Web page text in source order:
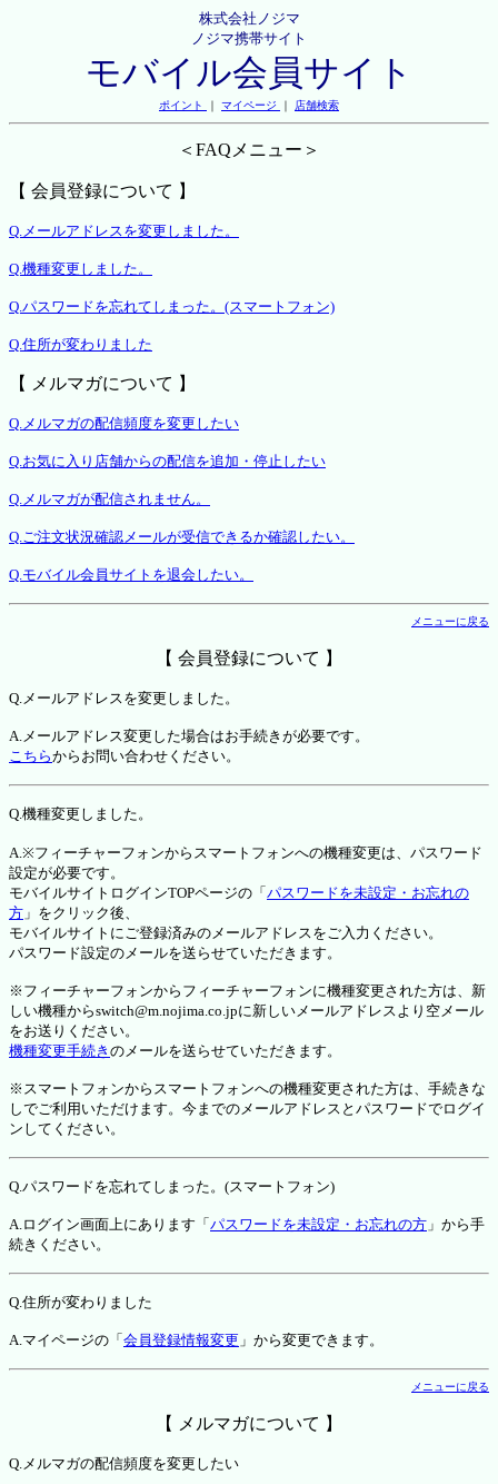
株式会社ノジマ
ノジマ携帯サイト
モバイル会員サイト
ポイント ｜ マイページ ｜ 店舗検索
＜FAQメニュー＞
【 会員登録について 】
Q.メールアドレスを変更しました。
Q.機種変更しました。
Q.パスワードを忘れてしまった。(スマートフォン)
Q.住所が変わりました
【 メルマガについて 】
Q.メルマガの配信頻度を変更したい
Q.お気に入り店舗からの配信を追加・停止したい
Q.メルマガが配信されません。
Q.ご注文状況確認メールが受信できるか確認したい。
Q.モバイル会員サイトを退会したい。
メニューに戻る
【 会員登録について 】
Q.メールアドレスを変更しました。
A.メールアドレス変更した場合はお手続きが必要です。
こちらからお問い合わせください。
Q.機種変更しました。
A.※フィーチャーフォンからスマートフォンへの機種変更は、パスワード
設定が必要です。
モバイルサイトログインTOPページの「 パスワードを未設定・お忘れの
方 」をクリック後、
モバイルサイトにご登録済みのメールアドレスをご入力ください。
パスワード設定のメールを送らせていただきます。
※フィーチャーフォンからフィーチャーフォンに機種変更された方は、新
しい機種からswitch@m.nojima.co.jpに新しいメールアドレスより空メール
をお送りください。
機種変更手続き のメールを送らせていただきます。
※スマートフォンからスマートフォンへの機種変更された方は、手続きな
しでご利用いただけます。今までのメールアドレスとパスワードでログイ
ンしてください。
Q.パスワードを忘れてしまった。(スマートフォン)
A.ログイン画面上にあります「 パスワードを未設定・お忘れの方 」から手
続きください。
Q.住所が変わりました
A.マイページの「 会員登録情報変更 」から変更できます。
メニューに戻る
【 メルマガについて 】
Q.メルマガの配信頻度を変更したい